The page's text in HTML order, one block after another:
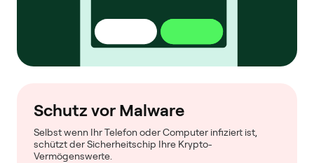
Schutz vor Malware
Selbst wenn Ihr Telefon oder Computer infiziert ist,
schützt der Sicherheitschip Ihre Krypto-
Vermögenswerte.